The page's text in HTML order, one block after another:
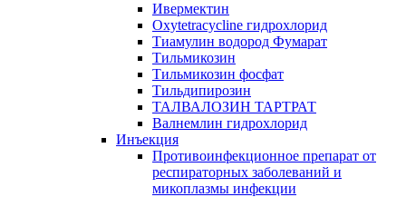
Ивермектин
Oxytetracycline гидрохлорид
Тиамулин водород Фумарат
Тильмикозин
Тильмикозин фосфат
Тильдипирозин
ТАЛВАЛОЗИН ТАРТРАТ
Валнемлин гидрохлорид
Инъекция
Противоинфекционное препарат от
респираторных заболеваний и
микоплазмы инфекции